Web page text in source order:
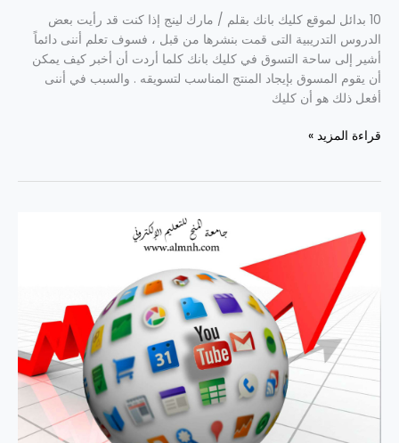
10 بدائل لموقع كليك بانك بقلم / مارك لينج إذا كنت قد رأيت بعض
الدروس التدريبية التى قمت بنشرها من قبل ، فسوف تعلم أننى دائماً
أشير إلى ساحة التسوق في كليك بانك كلما أردت أن أخبر كيف يمكن
أن يقوم المسوق بإيجاد المنتج المناسب لتسويقه . والسبب في أننى
أفعل ذلك هو أن كليك
قراءة المزيد »
الصحيحة
لتسجيل
التنسيق
على
اليوتيوب
وإرفاقه